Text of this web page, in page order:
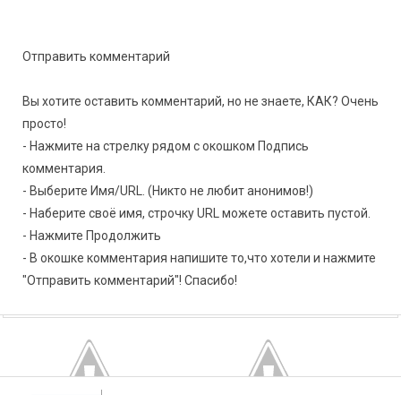
Отправить комментарий
Вы хотите оставить комментарий, но не знаете, КАК? Очень
просто!
- Нажмите на стрелку рядом с окошком Подпись
комментария.
- Выберите Имя/URL. (Никто не любит анонимов!)
- Наберите своё имя, строчку URL можете оставить пустой.
- Нажмите Продолжить
- В окошке комментария напишите то,что хотели и нажмите
"Отправить комментарий"! Спасибо!